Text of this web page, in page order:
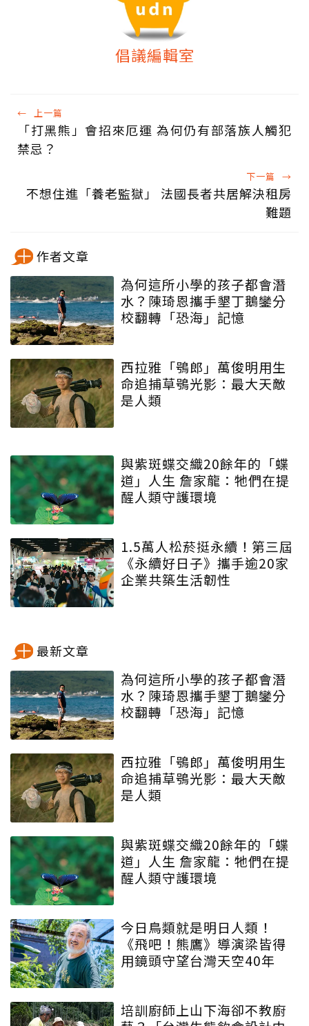
倡議編輯室
← 上一篇
「打黑熊」會招來厄運 為何仍有部落族人觸犯
禁忌？
下一篇 →
不想住進「養老監獄」 法國長者共居解決租房
難題
作者文章
為何這所小學的孩子都會潛
水？陳琦恩攜手墾丁鵝鑾分
校翻轉「恐海」記憶
西拉雅「鴞郎」萬俊明用生
命追捕草鴞光影：最大天敵
是人類
與紫斑蝶交織20餘年的「蝶
道」人生 詹家龍：牠們在提
醒人類守護環境
1.5萬人松菸挺永續！第三屆
《永續好日子》攜手逾20家
企業共築生活韌性
最新文章
為何這所小學的孩子都會潛
水？陳琦恩攜手墾丁鵝鑾分
校翻轉「恐海」記憶
西拉雅「鴞郎」萬俊明用生
命追捕草鴞光影：最大天敵
是人類
與紫斑蝶交織20餘年的「蝶
道」人生 詹家龍：牠們在提
醒人類守護環境
今日鳥類就是明日人類！
《飛吧！熊鷹》導演梁皆得
用鏡頭守望台灣天空40年
培訓廚師上山下海卻不教廚